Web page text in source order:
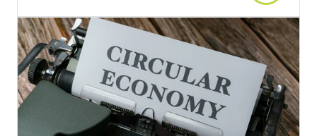
Welt-
Robotik-
Artikel
lesen:
der
Den
Artikel
lesen:
Landesregierung
NRW
sucht
Unternehmensmeinungen